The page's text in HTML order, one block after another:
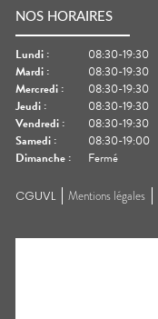
NOS HORAIRES
Lundi :
08:30-19:30
Mardi :
08:30-19:30
Mercredi :
08:30-19:30
Jeudi :
08:30-19:30
Vendredi :
08:30-19:30
Samedi :
08:30-19:00
Dimanche : Fermé
CGUVL Mentions légales